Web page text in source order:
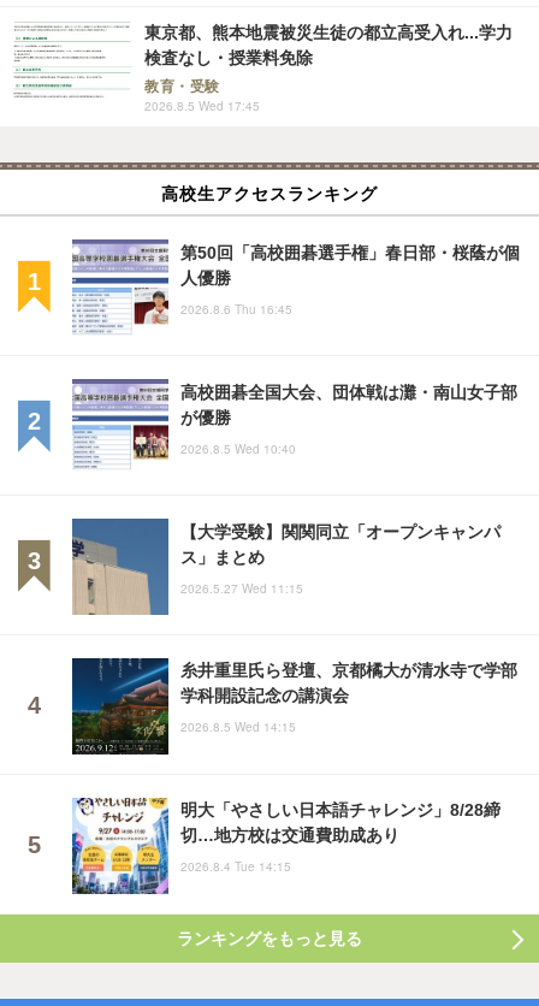
東京都、熊本地震被災生徒の都立高受入れ...学力
検査なし・授業料免除
教育・受験
2026.8.5 Wed 17:45
高校生アクセスランキング
第50回「高校囲碁選手権」春日部・桜蔭が個
人優勝
2026.8.6 Thu 16:45
高校囲碁全国大会、団体戦は灘・南山女子部
が優勝
2026.8.5 Wed 10:40
【大学受験】関関同立「オープンキャンパ
ス」まとめ
2026.5.27 Wed 11:15
糸井重里氏ら登壇、京都橘大が清水寺で学部
学科開設記念の講演会
2026.8.5 Wed 14:15
明大「やさしい日本語チャレンジ」8/28締
切…地方校は交通費助成あり
2026.8.4 Tue 14:15
ランキングをもっと見る